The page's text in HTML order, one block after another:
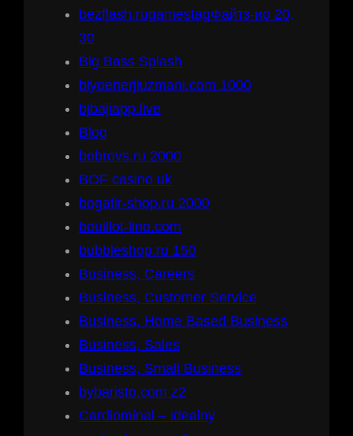
bezflash.rugamestagФайтз-ио 20,
30
Big Bass Splash
biyoenerjiuzmani.com 1000
bjbajiapp.live
Blog
bobrovs.ru 2000
BOF casino uk
bogatir-shop.ru 2000
bouillot-lino.com
bubbleshop.ru 150
Business, Careers
Business, Customer Service
Business, Home Based Business
Business, Sales
Business, Small Business
bybaristo.com z2
Cardiominal – idealny